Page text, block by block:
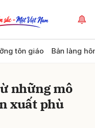
tôn giáo Bản làng
những mô
xuất phù